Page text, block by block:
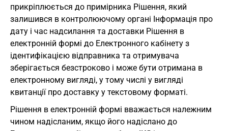
прикріплюється до примірника Рішення, який
залишився в контролюючому органі Інформація про
дату і час надсилання та доставки Рішення в
електронній формі до Електронного кабінету з
ідентифікацією відправника та отримувача
зберігається безстроково і може бути отримана в
електронному вигляді, у тому числі у вигляді
квитанції про доставку у текстовому форматі.
Рішення в електронній формі вважається належним
чином надісланим, якщо його надіслано до